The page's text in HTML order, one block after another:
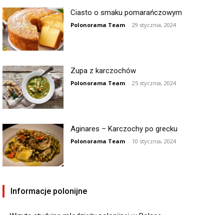
Ciasto o smaku pomarańczowym
Polonorama Team - 29 stycznia, 2024
Zupa z karczochów
Polonorama Team - 25 stycznia, 2024
Aginares – Karczochy po grecku
Polonorama Team - 10 stycznia, 2024
Informacje polonijne